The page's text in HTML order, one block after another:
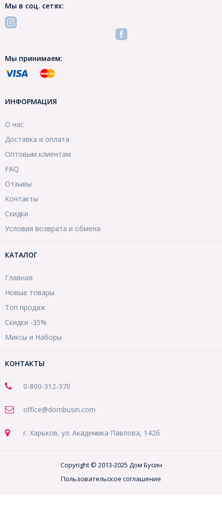
Мы в соц. сетях:
Мы принимаем:
ИНФОРМАЦИЯ
О нас
Доставка и оплата
Оптовым клиентам
FAQ
Отзывы
Контакты
Скидки
Условия возврата и обмена
КАТАЛОГ
Главная
Новые товары
Топ продаж
Скидки -35%
Миксы и Наборы
КОНТАКТЫ
0-800-312-370
office@dombusin.com
г. Харьков, ул. Академика Павлова, 142б
Copyright © 2013-2025 Дом Бусин
Пользовательское соглашение